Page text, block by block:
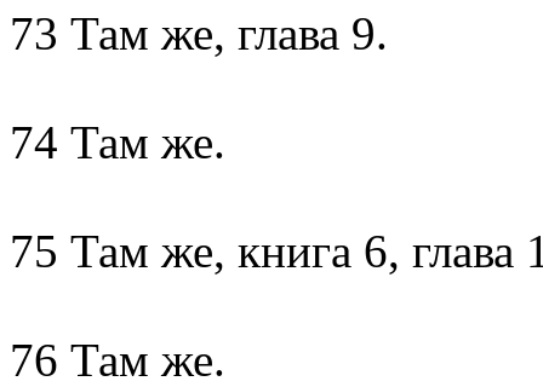
73 Там же, глава 9.
74 Там же.
75 Там же, книга 6, глава
76 Там же.